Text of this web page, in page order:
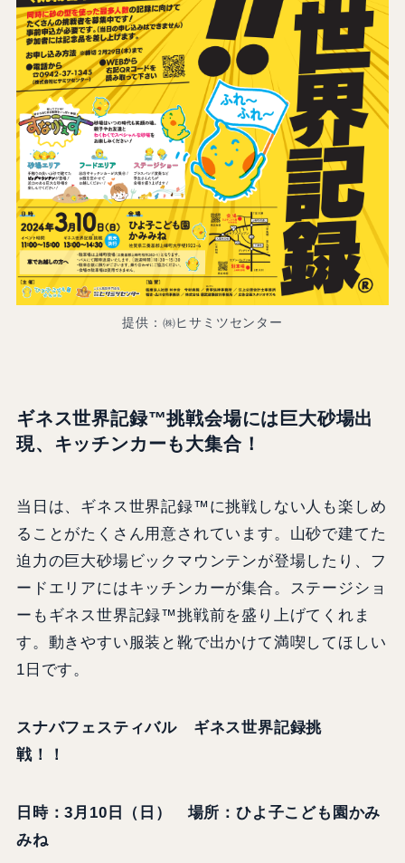
提供：㈱ヒサミツセンター
ギネス世界記録™挑戦会場には巨大砂場出
現、キッチンカーも大集合！
当日は、ギネス世界記録™に挑戦しない人も楽しめ
ることがたくさん用意されています。山砂で建てた
迫力の巨大砂場ビックマウンテンが登場したり、フ
ードエリアにはキッチンカーが集合。ステージショ
ーもギネス世界記録™挑戦前を盛り上げてくれま
す。動きやすい服装と靴で出かけて満喫してほしい
1日です。
スナバフェスティバル ギネス世界記録挑
戦！！
日時：3月10日（日） 場所：ひよ子こども園かみ
みね